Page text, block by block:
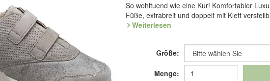
So wohltuend wie eine Kur! Komfortabler
Füße, extrabreit und doppelt mit Klett
flexiblem Stretcheinsatz im Vorfuß, Futter aus
Eine Empfehlung auch bei Fußproblemen,
Sohle bis zu den Stretchzonen für mehr Platz
Stoßdämpfung durch das nachgebende
Weiterlesen
Größe:
Menge: